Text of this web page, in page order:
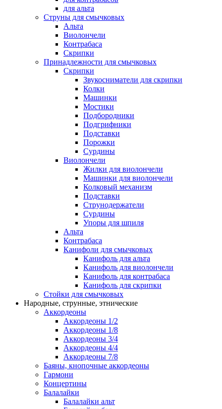
для альта
Струны для смычковых
Альта
Виолончели
Контрабаса
Скрипки
Принадлежности для смычковых
Скрипки
Звукосниматели для скрипки
Колки
Машинки
Мостики
Подбородники
Подгрифники
Подставки
Порожки
Сурдины
Виолончели
Жилки для виолончели
Машинки для виолончели
Колковый механизм
Подставки
Струнодержатели
Сурдины
Упоры для шпиля
Альта
Контрабаса
Канифоли для смычковых
Канифоль для альта
Канифоль для виолончели
Канифоль для контрабаса
Канифоль для скрипки
Стойки для смычковых
Народные, струнные, этнические
Аккордеоны
Аккордеоны 1/2
Аккордеоны 1/8
Аккордеоны 3/4
Аккордеоны 4/4
Аккордеоны 7/8
Баяны, кнопочные аккордеоны
Гармони
Концертины
Балалайки
Балалайки альт